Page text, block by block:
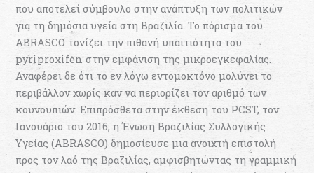
που αποτελεί σύμβουλο στην ανάπτυξη των πολιτικών
για τη δημόσια υγεία στη Βραζιλία. Το πόρισμα του
ABRASCO τονίζει την πιθανή υπαιτιότητα του
pyriproxifen στην εμφάνιση της μικροεγκεφαλίας.
Αναφέρει δε ότι το εν λόγω εντομοκτόνο μολύνει το
περιβάλλον χωρίς καν να περιορίζει τον αριθμό των
κουνουπιών. Επιπρόσθετα στην έκθεση του PCST, τον
Ιανουάριο του 2016, η Ένωση Βραζιλίας Συλλογικής
Υγείας (ABRASCO) δημοσίευσε μια ανοιχτή επιστολή
προς τον λαό της Βραζιλίας, αμφισβητώντας τη γραμμική